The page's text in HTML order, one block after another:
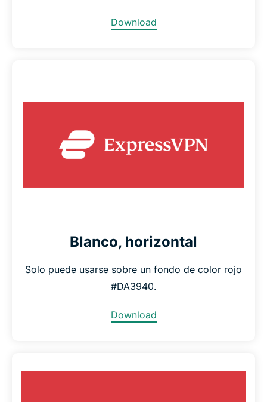
Download
Blanco, horizontal
Solo puede usarse sobre un fondo de color rojo
#DA3940.
Download